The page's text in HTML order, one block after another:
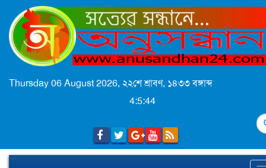
Thursday 06 August 2026, ২২শে শ্রাবণ, ১৪৩৩ বঙ্গাব্দ
4:5:47